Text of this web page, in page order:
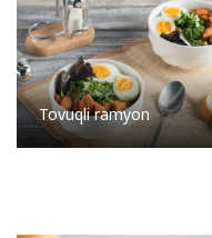
Tovuqli ramyon